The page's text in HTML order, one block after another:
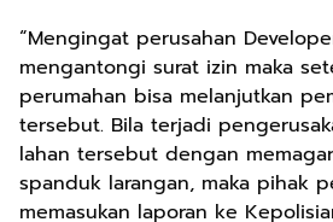
“Mengingat perusahan
mengantongi surat izin maka
perumahan bisa melanjutkan
tersebut. Bila terjadi
lahan tersebut dengan
spanduk larangan, maka pihak
memasukan laporan ke